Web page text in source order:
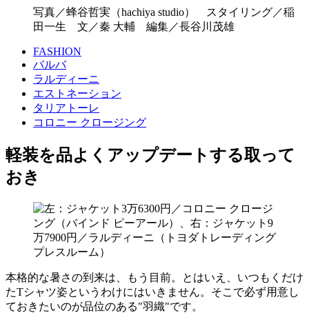
写真／蜂谷哲実（hachiya studio） スタイリング／稲
田一生 文／秦 大輔 編集／長谷川茂雄
FASHION
バルバ
ラルディーニ
エストネーション
タリアトーレ
コロニー クロージング
軽装を品よくアップデートする取って
おき
本格的な暑さの到来は、もう目前。とはいえ、いつもくだけ
たTシャツ姿というわけにはいきません。そこで必ず用意し
ておきたいのが品位のある"羽織"です。